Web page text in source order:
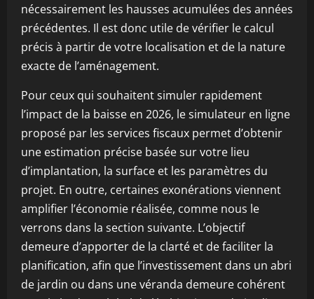
nécessairement les hausses acumulées des années
précédentes. Il est donc utile de vérifier le calcul
précis à partir de votre localisation et de la nature
exacte de l’aménagement.
Pour ceux qui souhaitent simuler rapidement
l’impact de la baisse en 2026, le simulateur en ligne
proposé par les services fiscaux permet d’obtenir
une estimation précise basée sur votre lieu
d’implantation, la surface et les paramètres du
projet. En outre, certaines exonérations viennent
amplifier l’économie réalisée, comme nous le
verrons dans la section suivante. L’objectif
demeure d’apporter de la clarté et de faciliter la
planification, afin que l’investissement dans un abri
de jardin ou dans une véranda demeure cohérent